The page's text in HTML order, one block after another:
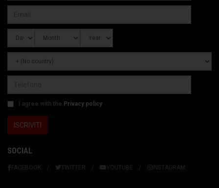
I agree with the Privacy policy
SOCIAL
FACEBOOK TWITTER YOUTUBE INSTAGRAM